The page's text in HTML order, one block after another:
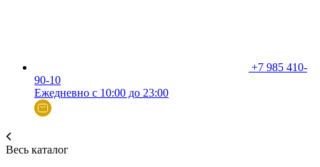
+7 985 410-
90-10
Ежедневно с 10:00 до 23:00
Весь каталог